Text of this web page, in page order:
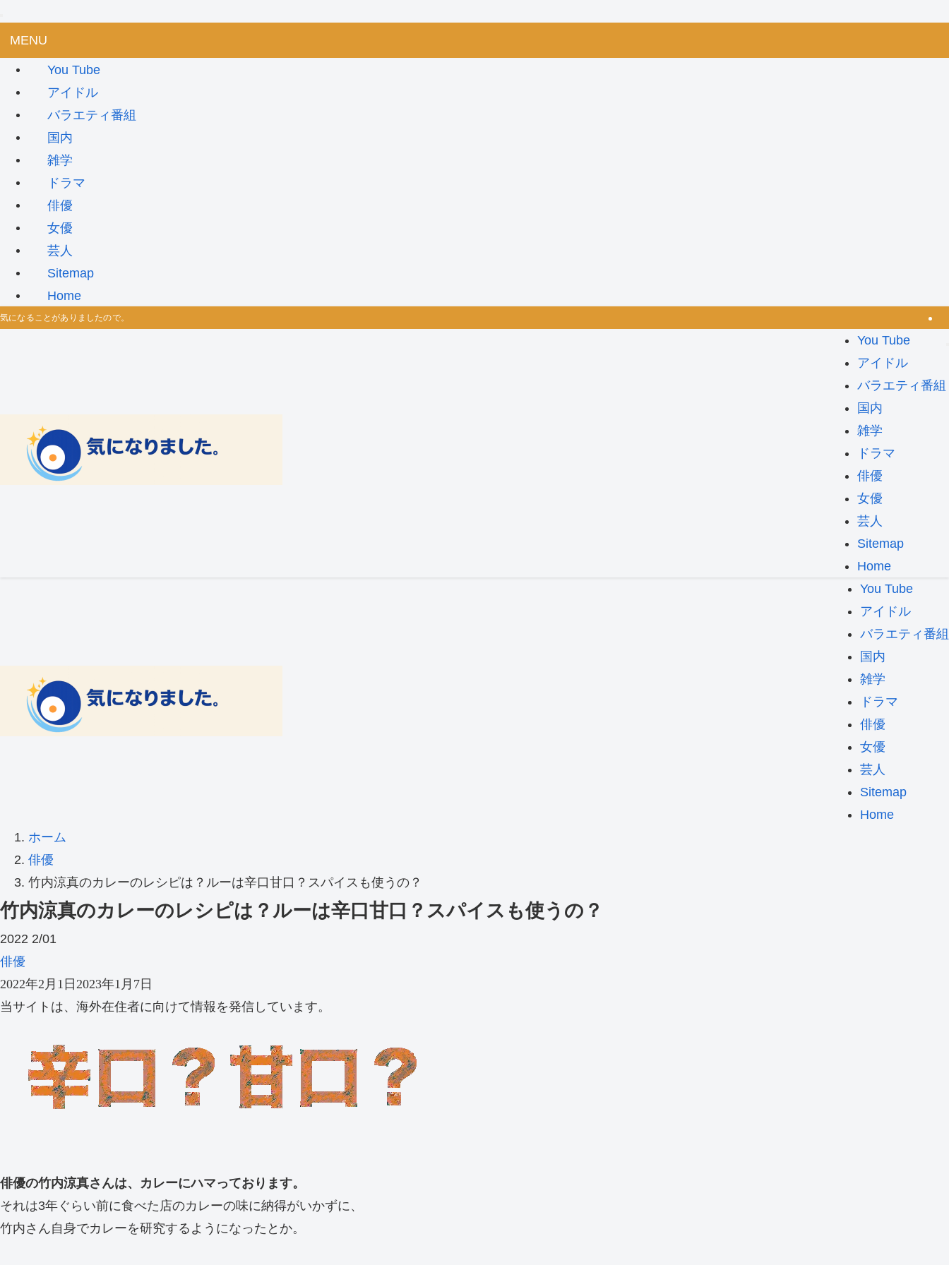
MENU
You Tube
アイドル
バラエティ番組
国内
雑学
ドラマ
俳優
女優
芸人
Sitemap
Home
気になることがありましたので。
You Tube
アイドル
バラエティ番組
国内
雑学
ドラマ
俳優
女優
芸人
Sitemap
Home
You Tube
アイドル
バラエティ番組
国内
雑学
ドラマ
俳優
女優
芸人
Sitemap
Home
ホーム
俳優
竹内涼真のカレーのレシピは？ルーは辛口甘口？スパイスも使うの？
竹内涼真のカレーのレシピは？ルーは辛口甘口？スパイスも使うの？
2022 2/01
俳優
2022年2月1日 2023年1月7日
当サイトは、海外在住者に向けて情報を発信しています。
俳優の竹内涼真さんは、カレーにハマっております。
それは3年ぐらい前に食べた店のカレーの味に納得がいかずに、
竹内さん自身でカレーを研究するようになったとか。